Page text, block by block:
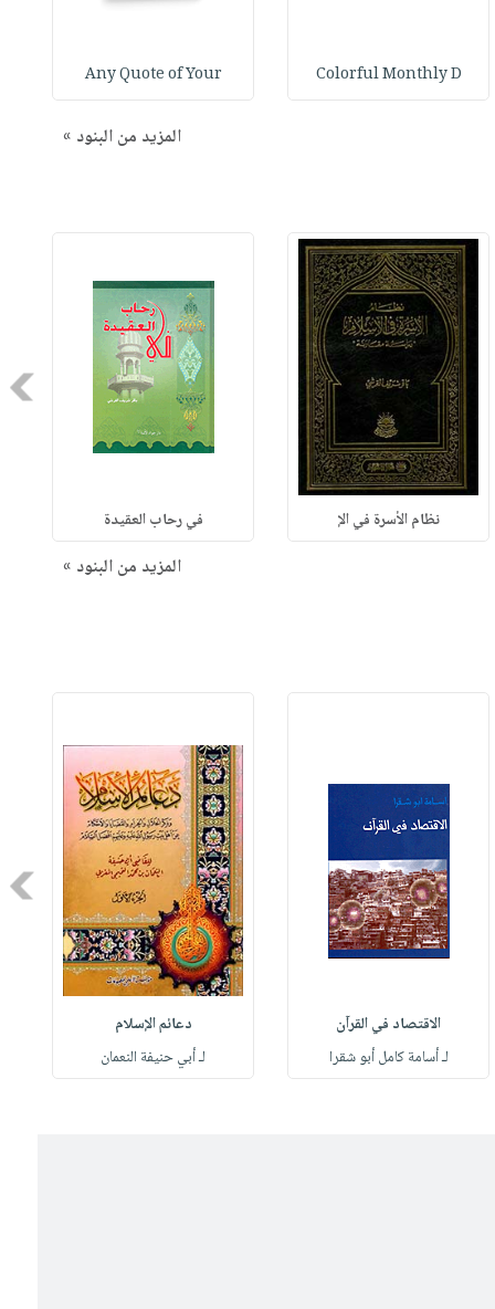
Colorful Monthly D
Any Quote of Your
المزيد من البنود »
نظام الأسرة في الإ في رحاب العقيدة
المزيد من البنود »
الاقتصاد في القرآن
لـ أسامة كامل أبو شقرا
دعائم الإسلام
لـ أبي حنيفة النعمان